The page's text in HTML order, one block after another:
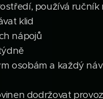
používá
klid
nápojů
osobám a každý
dodržovat